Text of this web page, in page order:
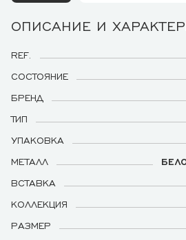
ОПИСАНИЕ И
REF.
СОСТОЯНИЕ
БРЕНД
ТИП
УПАКОВКА
МЕТАЛЛ
ВСТАВКА
КОЛЛЕКЦИЯ
РАЗМЕР